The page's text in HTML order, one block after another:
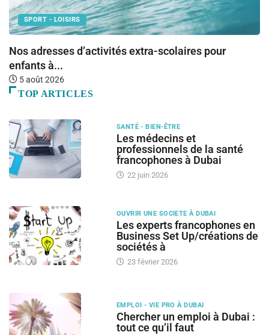
SPORT - LOISIRS
Nos adresses d’activités extra-scolaires pour
enfants à...
5 août 2026
TOP ARTICLES
SANTÉ - BIEN-ÊTRE
Les médecins et
professionnels de la santé
francophones à Dubai
22 juin 2026
OUVRIR UNE SOCIETE À DUBAI
Les experts francophones en
Business Set Up/créations de
sociétés à
23 février 2026
EMPLOI - VIE PRO À DUBAI
Chercher un emploi à Dubai :
tout ce qu’il faut